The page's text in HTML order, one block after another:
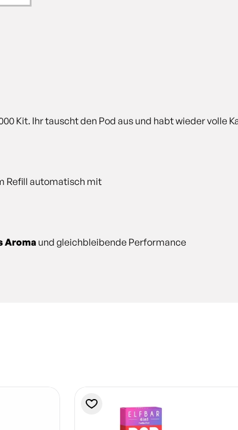
Kit. Ihr tauscht den Pod aus und habt wieder volle
Refill automatisch mit
Aroma und gleichbleibende Performance